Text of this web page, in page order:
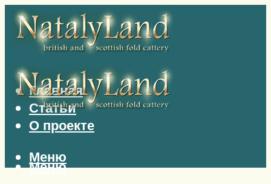
Главная
Статьи
О проекте
Меню
Меню